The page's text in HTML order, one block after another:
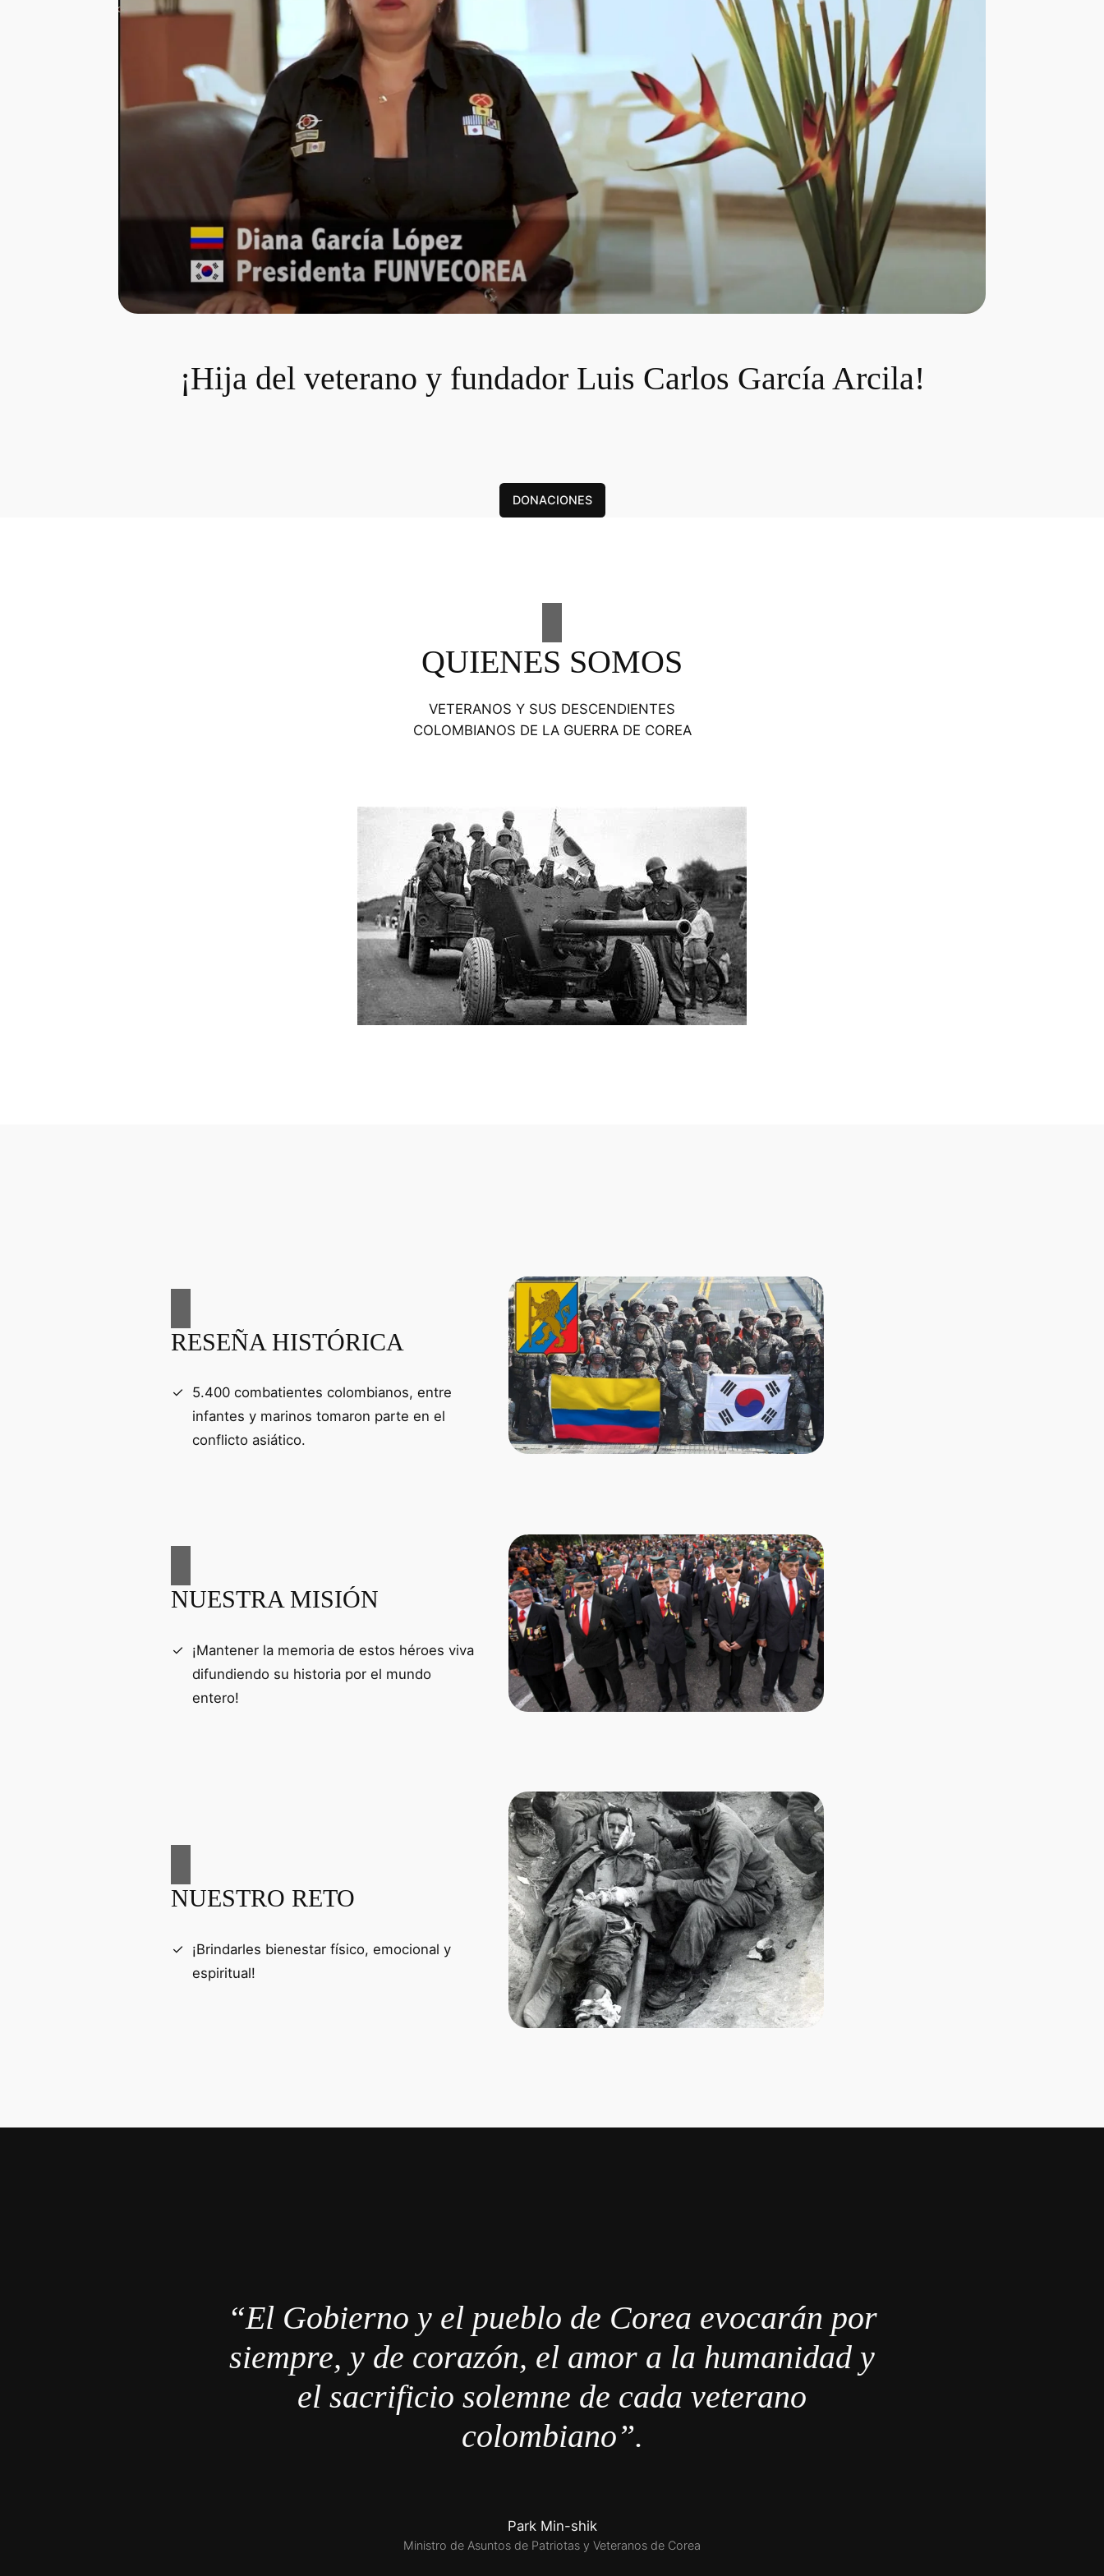
¡Hija del veterano y fundador Luis Carlos García Arcila!
DONACIONES
QUIENES SOMOS
VETERANOS Y SUS DESCENDIENTES
COLOMBIANOS DE LA GUERRA DE COREA
RESEÑA HISTÓRICA
5.400 combatientes colombianos, entre
infantes y marinos tomaron parte en el
conflicto asiático.
NUESTRA MISIÓN
¡Mantener la memoria de estos héroes viva
difundiendo su historia por el mundo
entero!
NUESTRO RETO
¡Brindarles bienestar físico, emocional y
espiritual!
“El Gobierno y el pueblo de Corea evocarán por
siempre, y de corazón, el amor a la humanidad y
el sacrificio solemne de cada veterano
colombiano”.
Park Min-shik
Ministro de Asuntos de Patriotas y Veteranos de Corea